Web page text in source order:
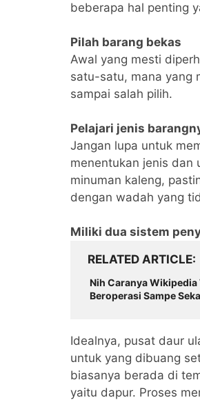
beberapa hal penting
Pilah barang bekas
Awal yang mesti
satu-satu, mana yang
sampai salah pilih.
Pelajari jenis
Jangan lupa untuk
menentukan jenis dan
minuman kaleng,
dengan wadah yang
Miliki dua sistem
RELATED ARTICLE
Nih Caranya Wikipedia
Beroperasi Sampe
Idealnya, pusat daur
untuk yang dibuang
biasanya berada di
yaitu dapur. Proses